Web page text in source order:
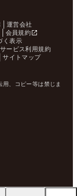
運営会社
会員規約
く表示
ービス利用規約
サイトマップ
、コピー等は禁じま